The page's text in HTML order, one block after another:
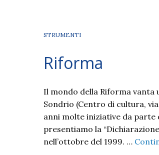
STRUMENTI
Riforma
Il mondo della Riforma vanta
Sondrio (Centro di cultura, via
anni molte iniziative da parte
presentiamo la
nell’ottobre del 1999. …